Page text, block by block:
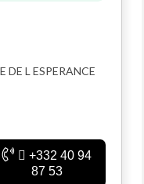
DE L ESPERANCE
+332 40 94
87 53